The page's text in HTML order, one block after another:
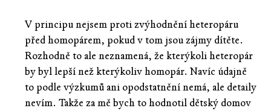
V principu nejsem proti zvýhodnění heteropáru
před homopárem, pokud v tom jsou zájmy dítěte.
Rozhodně to ale neznamená, že kterýkoli heteropár
by byl lepší než kterýkoliv homopár. Navíc údajně
to podle výzkumů ani opodstatnění nemá, ale detaily
nevím. Takže za mě bych to hodnotil dětský domov